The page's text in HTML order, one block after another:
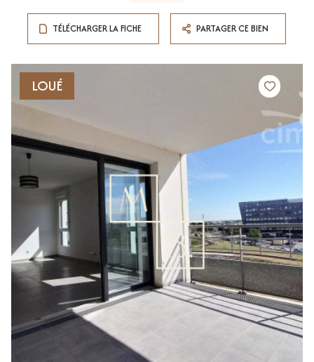
TÉLÉCHARGER LA FICHE PARTAGER CE BIEN
LOUÉ